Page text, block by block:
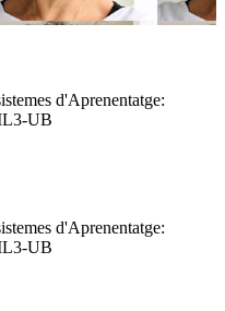
d'Aprenentatge:
UB
d'Aprenentatge:
UB